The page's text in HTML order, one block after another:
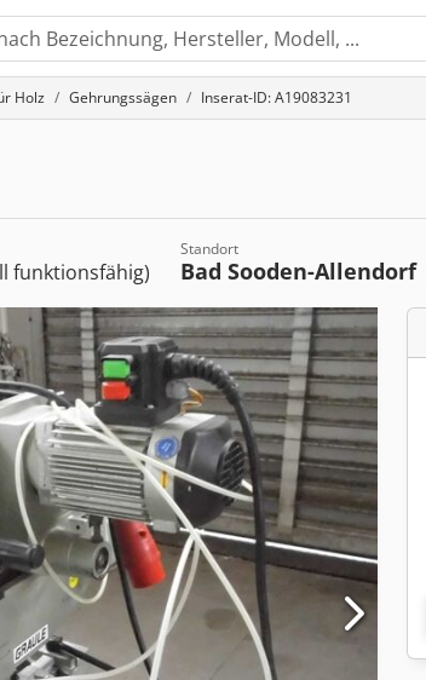
Holz Gehrungssägen Inserat-ID: A19083231
funktionsfähig)
Standort
Bad Sooden-Allendorf